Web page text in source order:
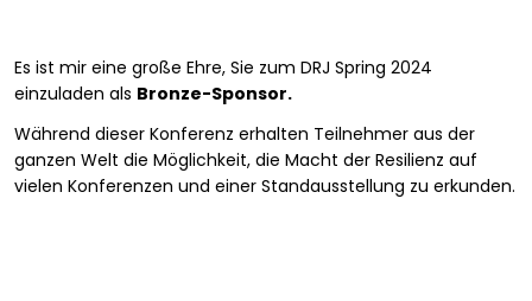
Es ist mir eine große Ehre, Sie zum DRJ Spring 2024
einzuladen als Bronze-Sponsor.
Während dieser Konferenz erhalten Teilnehmer aus der
ganzen Welt die Möglichkeit, die Macht der Resilienz auf
vielen Konferenzen und einer Standausstellung zu erkunden.